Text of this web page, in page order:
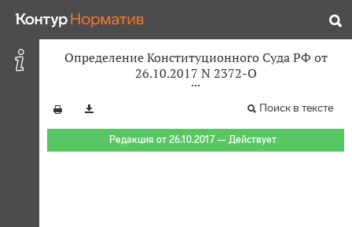
Определение Конституционного Суда РФ от
26.10.2017 N 2372-О
Поиск в тексте
Редакция от 26.10.2017 — Действует